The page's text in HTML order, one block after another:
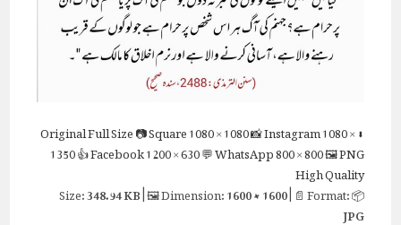
⬇ Original
Full Size📷 Square1080 × 1080📸 Instagram1080 ×
1350👍 Facebook1200 × 630💬 WhatsApp800 × 800🖼 PNG
High Quality
📦 Size:
348.94 KB| 🖼 Dimension:1600 × 1600| 📄 Format:
JPG